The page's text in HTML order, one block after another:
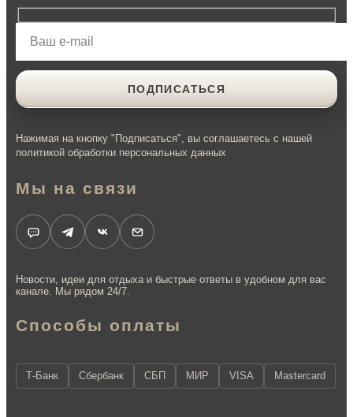
Способы оплаты
Т-Банк Сбербанк СБП МИР VISA Mastercard
Мы на связи
Новости, идеи для отдыха и быстрые ответы в удобном для вас
канале. Мы рядом 24/7.
Нажимая на кнопку "Подписаться", вы соглашаетесь с нашей
политикой обработки персональных данных